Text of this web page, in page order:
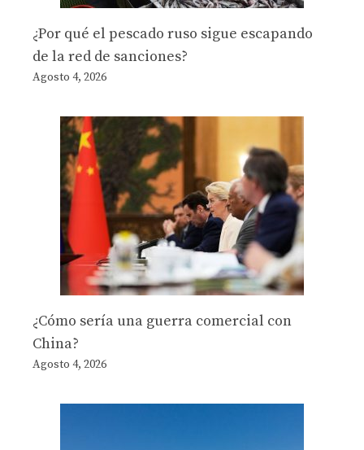
¿Por qué el pescado ruso sigue escapando
de la red de sanciones?
Agosto 4, 2026
¿Cómo sería una guerra comercial con
China?
Agosto 4, 2026